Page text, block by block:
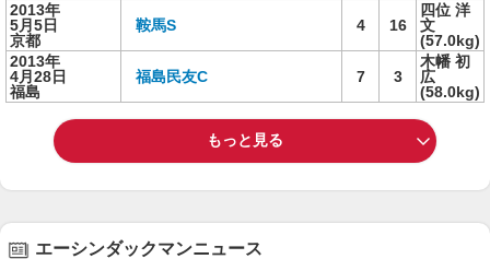
2013年
5月5日
京都
鞍馬S 4 16
四位 洋
文
(57.0kg)
2013年
4月28日
福島
福島民友C 7 3
木幡 初
広
(58.0kg)
もっと見る
エーシンダックマンニュース